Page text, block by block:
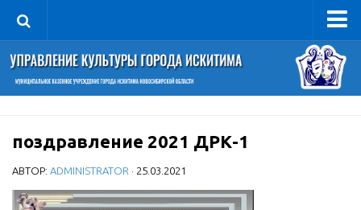
Управление
Руководитель
Структура
Фотогалерея
поздравление 2021 ДРК-1
АВТОР: ADMINISTRATOR · 25.03.2021